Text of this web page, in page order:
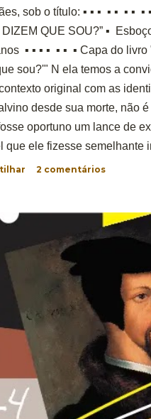
sob o título: ▪ ▪ ▪ ▪ ▪ ▪ ▪
DIZEM QUE SOU?” ▪
▪ ▪ ▪ ▪ ▪ ▪ ▪ Capa do
sou?'" N ela temos a
original com as
desde sua morte, não
oportuno um lance de
que ele fizesse semelhante
por ela em sua
líder da Reforma
na cidade de Genebra e
2 comentários